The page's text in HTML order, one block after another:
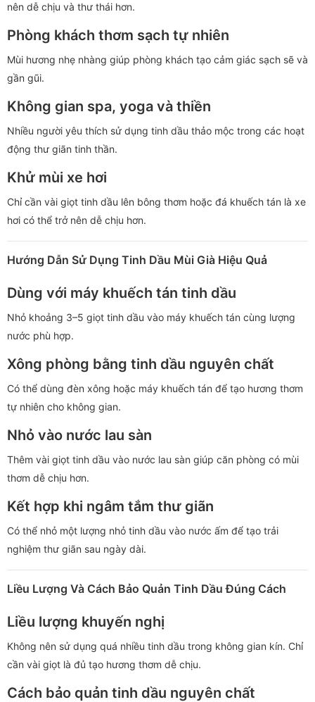
nên dễ chịu và thư thái hơn.
Phòng khách thơm sạch tự nhiên
Mùi hương nhẹ nhàng giúp phòng khách tạo cảm giác sạch sẽ và
gần gũi.
Không gian spa, yoga và thiền
Nhiều người yêu thích sử dụng tinh dầu thảo mộc trong các hoạt
động thư giãn tinh thần.
Khử mùi xe hơi
Chỉ cần vài giọt tinh dầu lên bông thơm hoặc đá khuếch tán là xe
hơi có thể trở nên dễ chịu hơn.
Hướng Dẫn Sử Dụng Tinh Dầu Mùi Già Hiệu Quả
Dùng với máy khuếch tán tinh dầu
Nhỏ khoảng 3–5 giọt tinh dầu vào máy khuếch tán cùng lượng
nước phù hợp.
Xông phòng bằng tinh dầu nguyên chất
Có thể dùng đèn xông hoặc máy khuếch tán để tạo hương thơm
tự nhiên cho không gian.
Nhỏ vào nước lau sàn
Thêm vài giọt tinh dầu vào nước lau sàn giúp căn phòng có mùi
thơm dễ chịu hơn.
Kết hợp khi ngâm tắm thư giãn
Có thể nhỏ một lượng nhỏ tinh dầu vào nước ấm để tạo trải
nghiệm thư giãn sau ngày dài.
Liều Lượng Và Cách Bảo Quản Tinh Dầu Đúng Cách
Liều lượng khuyến nghị
Không nên sử dụng quá nhiều tinh dầu trong không gian kín. Chỉ
cần vài giọt là đủ tạo hương thơm dễ chịu.
Cách bảo quản tinh dầu nguyên chất